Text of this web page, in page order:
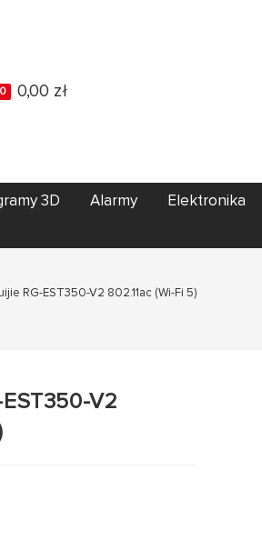
0 0,00 zł
3D Alarmy
Elektronika
RG-EST350-V2 802.11ac (Wi-Fi 5)
V2